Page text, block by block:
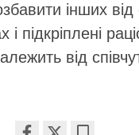
інших
і підкріплені
від